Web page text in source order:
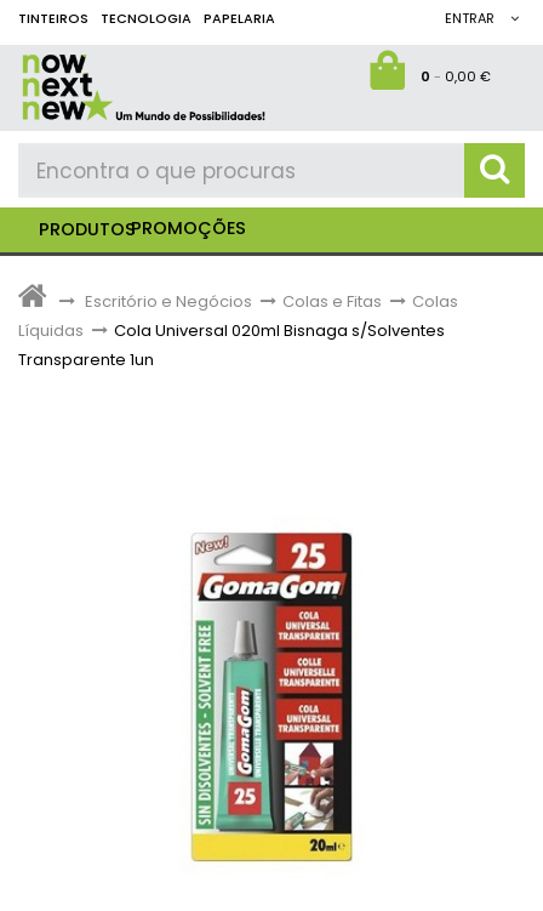
TINTEIROS TECNOLOGIA PAPELARIA ENTRAR
0- 0,00 €
PRODUTOSPROMOÇÕES
> Escritório e Negócios > Colas e Fitas >
Colas
Líquidas > Cola Universal 020ml Bisnaga s/Solventes
Transparente 1un